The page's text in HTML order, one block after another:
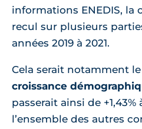
informations ENEDIS, la
recul sur plusieurs
années 2019 à 2021.
Cela serait notamment
croissance
passerait ainsi de +1,43%
l’ensemble des autres